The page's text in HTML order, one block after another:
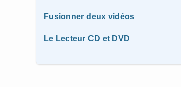
Fusionner deux vidéos
Le Lecteur CD et DVD